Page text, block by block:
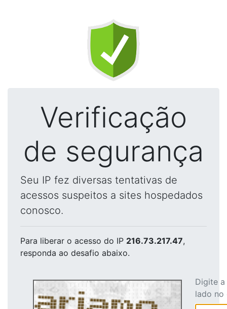
Verificação
de segurança
Seu IP fez diversas tentativas de
acessos suspeitos a sites hospedados
conosco.
Para liberar o acesso do IP 216.73.217.47,
responda ao desafio abaixo.
Digite
lado no